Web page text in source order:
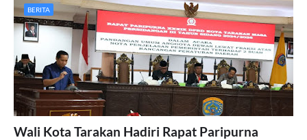
BERITA
Wali Kota Tarakan Hadiri Rapat Paripurna